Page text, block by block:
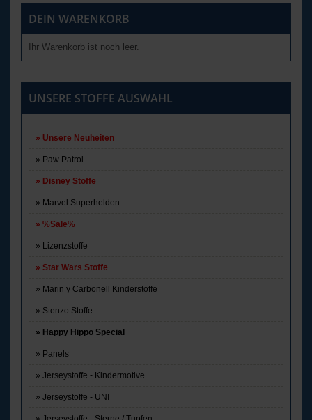
DEIN WARENKORB
Ihr Warenkorb ist noch leer.
UNSERE STOFFE AUSWAHL
Unsere Neuheiten
Paw Patrol
Disney Stoffe
Marvel Superhelden
%Sale%
Lizenzstoffe
Star Wars Stoffe
Marin y Carbonell Kinderstoffe
Stenzo Stoffe
Happy Hippo Special
Panels
Jerseystoffe - Kindermotive
Jerseystoffe - UNI